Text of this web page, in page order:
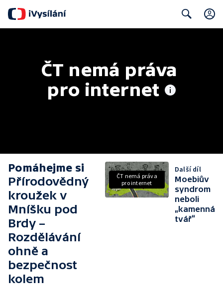
ČT nemá práva
pro internet
Pomáhejme si
Přírodovědný
kroužek v
Mníšku pod
Brdy –
Rozdělávání
ohně a
bezpečnost
kolem
ČT nemá práva
pro internet
Další díl
Moebiův
syndrom
neboli
„kamenná
tvář“